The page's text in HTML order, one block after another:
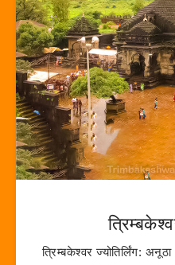
त्रिम्बकेश्वर ज्योतिर्लिंग: